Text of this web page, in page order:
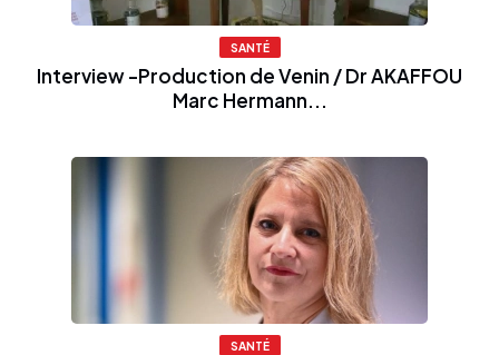
SANTÉ
Interview -Production de Venin / Dr AKAFFOU
Marc Hermann...
SANTÉ